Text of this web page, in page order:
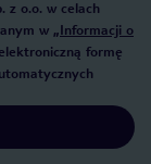
z o.o. w celach
w „Informacji o
formę